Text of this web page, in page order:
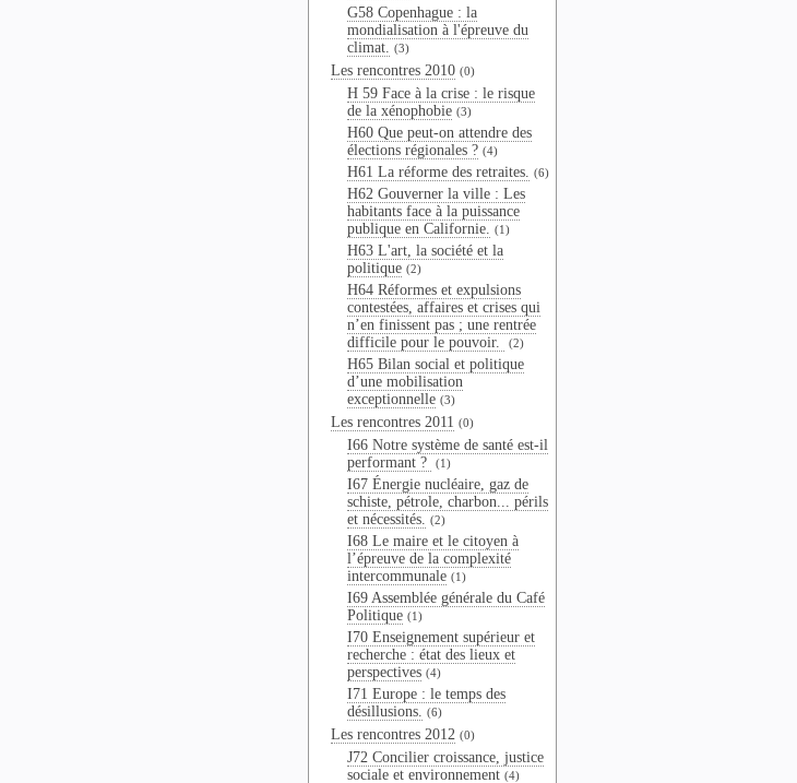
G58 Copenhague : la
mondialisation à l'épreuve du
climat. (3)
Les rencontres 2010 (0)
H 59 Face à la crise : le risque
de la xénophobie (3)
H60 Que peut-on attendre des
élections régionales ? (4)
H61 La réforme des retraites. (6)
H62 Gouverner la ville : Les
habitants face à la puissance
publique en Californie. (1)
H63 L'art, la société et la
politique (2)
H64 Réformes et expulsions
contestées, affaires et crises qui
n’en finissent pas ; une rentrée
difficile pour le pouvoir.
(2)
H65 Bilan social et politique
d’une mobilisation
exceptionnelle (3)
Les rencontres 2011 (0)
I66 Notre système de santé est-il
performant ?
(1)
I67 Énergie nucléaire, gaz de
schiste, pétrole, charbon... périls
et nécessités. (2)
I68 Le maire et le citoyen à
l’épreuve de la complexité
intercommunale (1)
I69 Assemblée générale du Café
Politique (1)
I70 Enseignement supérieur et
recherche : état des lieux et
perspectives (4)
I71 Europe : le temps des
désillusions. (6)
Les rencontres 2012 (0)
J72 Concilier croissance, justice
sociale et environnement (4)